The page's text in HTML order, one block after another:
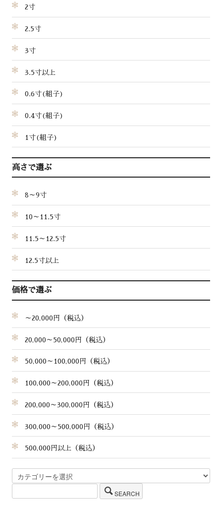
2寸
2.5寸
3寸
3.5寸以上
0.6寸(組子)
0.4寸(組子)
1寸(組子)
高さで選ぶ
8～9寸
10～11.5寸
11.5～12.5寸
12.5寸以上
価格で選ぶ
～20,000円（税込）
20,000～50,000円（税込）
50,000～100,000円（税込）
100,000～200,000円（税込）
200,000～300,000円（税込）
300,000～500,000円（税込）
500,000円以上（税込）
SEARCH